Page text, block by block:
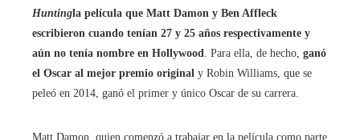
Huntingla película que Matt Damon y Ben Affleck
escribieron cuando tenían 27 y 25 años respectivamente y
aún no tenía nombre en Hollywood. Para ella, de hecho, ganó
el Oscar al mejor premio original y Robin Williams, que se
peleó en 2014, ganó el primer y único Oscar de su carrera.
Matt Damon, quien comenzó a trabajar en la película como parte